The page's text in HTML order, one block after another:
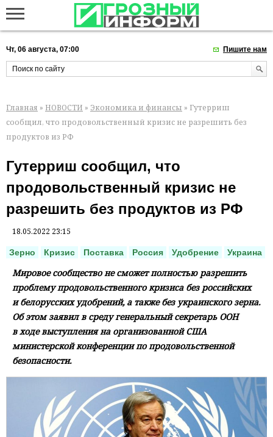
Чт, 06 августа, 07:00 Пишите нам
Главная » НОВОСТИ » Экономика и финансы » Гутерриш
сообщил, что продовольственный кризис не разрешить без
продуктов из РФ
Гутерриш сообщил, что
продовольственный кризис не
разрешить без продуктов из РФ
18.05.2022 23:15
Зерно Кризис Поставка Россия Удобрение Украина
Мировое сообщество не сможет полностью разрешить
проблему продовольственного кризиса без российских
и белорусских удобрений, а также без украинского зерна.
Об этом заявил в среду генеральный секретарь ООН
в ходе выступления на организованной США
министерской конференции по продовольственной
безопасности.